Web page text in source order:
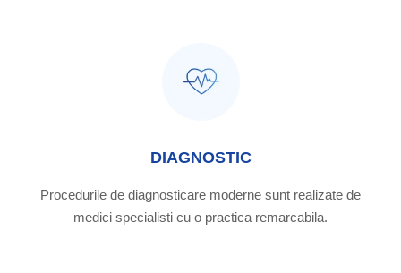
DIAGNOSTIC
Procedurile de diagnosticare moderne sunt realizate de
medici specialisti cu o practica remarcabila.